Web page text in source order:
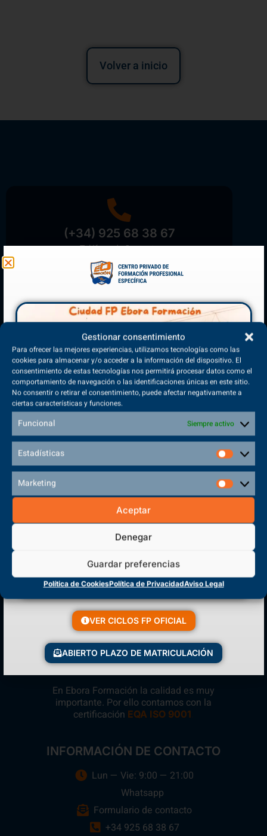
Gestionar consentimiento
Para ofrecer las mejores experiencias, utilizamos tecnologías como las
cookies para almacenar y/o acceder a la información del dispositivo. El
consentimiento de estas tecnologías nos permitirá procesar datos como el
comportamiento de navegación o las identificaciones únicas en este sitio.
No consentir o retirar el consentimiento, puede afectar negativamente a
ciertas características y funciones.
Funcional Siempre activo
Estadísticas
Marketing
Aceptar
Denegar
Guardar preferencias
Política de CookiesPolítica de PrivacidadAviso Legal
Volver a inicio
(+34) 925 68 38 67
Teléfono de Contacto
Matriculación Abierta
¡Reserva tu plaza ahora!
Polígono Sector VI, 45683, Cazalegas - Toledo
CENTRO DE FORMACIÓN
PROFESIONAL
En Ebora Formación la calidad es muy
importante. Por ello contamos con la
certificación EQA ISO 9001
INFORMACIÓN DE CONTACTO
Lun — Vie: 9:00 — 21:00
Whatsapp
Formulario de contacto
+34 925 68 38 67
VER CICLOS FP OFICIAL
ABIERTO PLAZO DE MATRICULACIÓN